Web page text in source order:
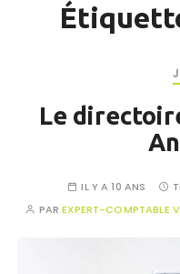
Le
IL Y A 10 ANS
PAREXPERT-COMPTABLE